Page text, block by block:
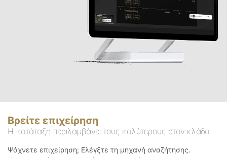
Βρείτε επιχείρηση
Η κατάταξη περιλαμβάνει τους καλύτερους στον κλάδο
Ψάχνετε επιχείρηση; Ελέγξτε τη μηχανή αναζήτησης.